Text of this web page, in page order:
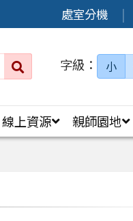
處室分機
字級： 小
線上資源 親師園地